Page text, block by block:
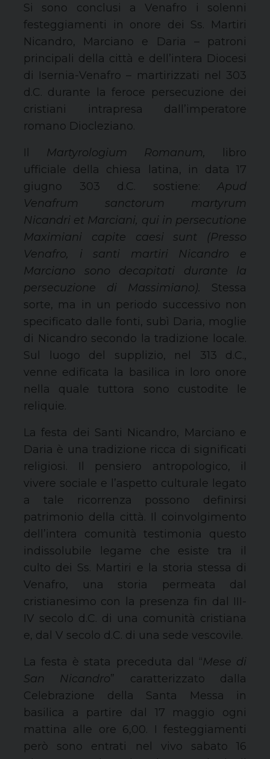
Si sono conclusi a Venafro i solenni
festeggiamenti in onore dei Ss. Martiri
Nicandro, Marciano e Daria – patroni
principali della città e dell’intera Diocesi
di Isernia-Venafro – martirizzati nel 303
d.C. durante la feroce persecuzione dei
cristiani intrapresa dall’imperatore
romano Diocleziano.
Il Martyrologium Romanum,
libro
ufficiale della chiesa latina,
in data 17
giugno 303 d.C. sostiene: Apud
Venafrum sanctorum martyrum
Nicandri et Marciani, qui in persecutione
Maximiani capite caesi sunt (Presso
Venafro, i santi martiri Nicandro e
Marciano sono decapitati durante la
persecuzione di Massimiano). Stessa
sorte, ma in un periodo successivo non
specificato dalle fonti, subì Daria, moglie
di Nicandro secondo la tradizione locale.
Sul luogo del supplizio, nel 313 d.C.,
venne edificata la basilica in loro onore
nella quale tuttora sono custodite le
reliquie.
La festa dei Santi Nicandro, Marciano e
Daria è una tradizione ricca di significati
religiosi. Il pensiero antropologico, il
vivere sociale e l’aspetto culturale legato
a tale ricorrenza possono definirsi
patrimonio della città. Il coinvolgimento
dell’intera comunità testimonia questo
indissolubile legame che esiste tra il
culto dei Ss. Martiri e la storia stessa di
Venafro, una storia permeata dal
cristianesimo con la presenza fin dal III-
IV secolo d.C. di una comunità cristiana
e, dal V secolo d.C. di una sede vescovile.
La festa è stata preceduta dal “Mese di
San Nicandro” caratterizzato dalla
Celebrazione della Santa Messa in
basilica a partire dal 17 maggio ogni
mattina alle ore 6,00. I festeggiamenti
però sono entrati nel vivo sabato 16